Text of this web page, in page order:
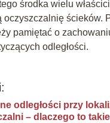
środka wielu
oczyszczalnię ścieków.
pamiętać o
odległości.
odległości przy
– dlaczego to